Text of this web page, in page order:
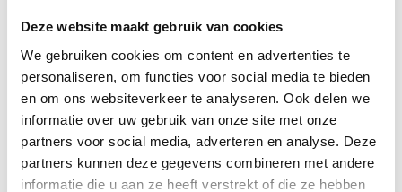
Deze website maakt gebruik van cookies
We gebruiken cookies om content en advertenties te
personaliseren, om functies voor social media te bieden
en om ons websiteverkeer te analyseren. Ook delen we
informatie over uw gebruik van onze site met onze
partners voor social media, adverteren en analyse. Deze
partners kunnen deze gegevens combineren met andere
informatie die u aan ze heeft verstrekt of die ze hebben
Voordelen
Snellere afvoer van afvalstoffen tijdens en na de
inspanning
Minder oedeemvorming (vochtophoping) in de voeten
Minder doorzakken van de voetboog
Minder irritatie aan de peesplaat
Betere doorbloeding en minder brandende voeten
Ondersteuning aan uitgerekte banden en slappe spieren